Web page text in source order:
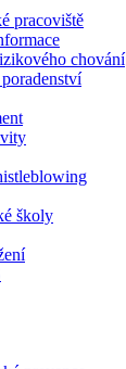
pracoviště
chování
školy